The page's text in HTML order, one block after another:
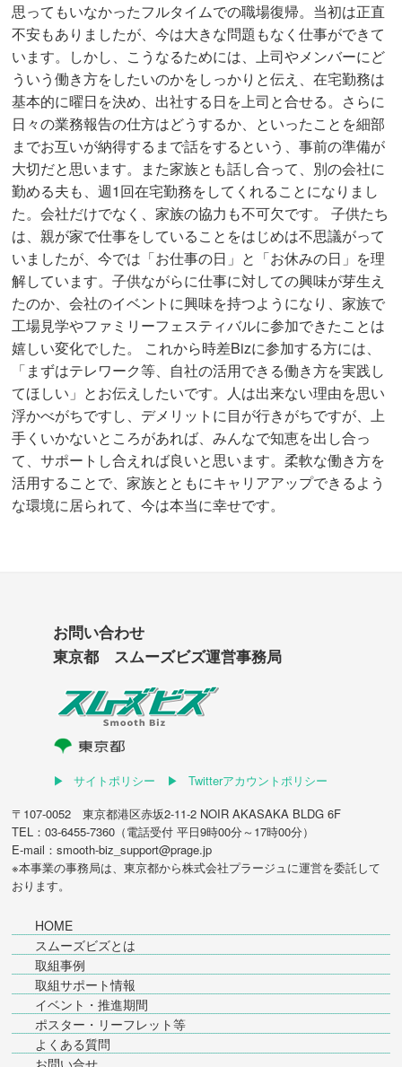
思ってもいなかったフルタイムでの職場復帰。当初は正直
不安もありましたが、今は大きな問題もなく仕事ができて
います。しかし、こうなるためには、上司やメンバーにど
ういう働き方をしたいのかをしっかりと伝え、在宅勤務は
基本的に曜日を決め、出社する日を上司と合せる。さらに
日々の業務報告の仕方はどうするか、といったことを細部
までお互いが納得するまで話をするという、事前の準備が
大切だと思います。また家族とも話し合って、別の会社に
勤める夫も、週1回在宅勤務をしてくれることになりまし
た。会社だけでなく、家族の協力も不可欠です。 子供たち
は、親が家で仕事をしていることをはじめは不思議がって
いましたが、今では「お仕事の日」と「お休みの日」を理
解しています。子供ながらに仕事に対しての興味が芽生え
たのか、会社のイベントに興味を持つようになり、家族で
工場見学やファミリーフェスティバルに参加できたことは
嬉しい変化でした。 これから時差Bizに参加する方には、
「まずはテレワーク等、自社の活用できる働き方を実践し
てほしい」とお伝えしたいです。人は出来ない理由を思い
浮かべがちですし、デメリットに目が行きがちですが、上
手くいかないところがあれば、みんなで知恵を出し合っ
て、サポートし合えれば良いと思います。柔軟な働き方を
活用することで、家族とともにキャリアアップできるよう
な環境に居られて、今は本当に幸せです。
お問い合わせ
東京都 スムーズビズ運営事務局
サイトポリシー
Twitterアカウントポリシー
〒107-0052 東京都港区赤坂2-11-2 NOIR AKASAKA BLDG 6F
TEL：03-6455-7360（電話受付 平日9時00分～17時00分）
E-mail：smooth-biz_support@prage.jp
※本事業の事務局は、東京都から株式会社プラージュに運営を委託して
おります。
HOME
スムーズビズとは
取組事例
取組サポート情報
イベント・推進期間
ポスター・リーフレット等
よくある質問
お問い合せ